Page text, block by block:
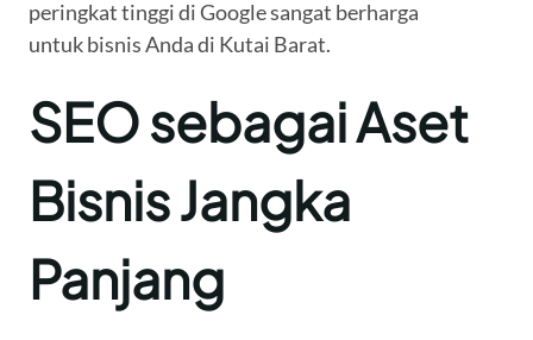
peringkat tinggi di Google sangat berharga
untuk bisnis Anda di Kutai Barat.
SEO sebagai Aset
Bisnis Jangka
Panjang